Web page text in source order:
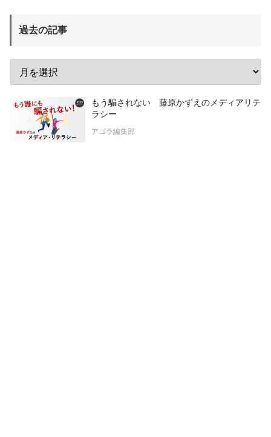
過去の記事
もう騙されない 藤原かずえのメディアリテ
ラシー
アゴラ編集部